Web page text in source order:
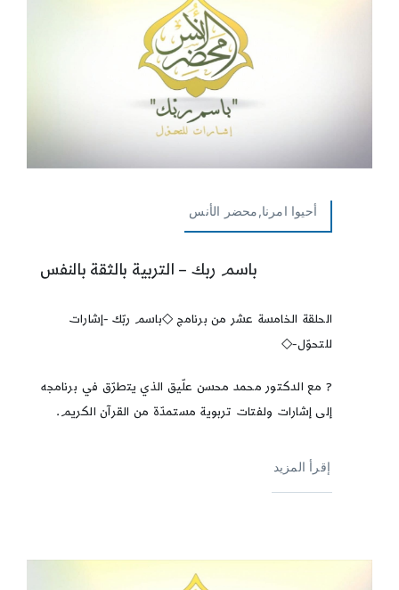
أحيوا امرنا,محضر الأنس
باسم ربك – التربية بالثقة بالنفس
الحلقة الخامسة عشر من برنامج ◇باسم ربّك -إشارات
للتحوّل-◇
?️ مع الدكتور محمد محسن علّيق الذي يتطرّق في برنامجه
إلى إشارات ولفتات تربوية مستمدّة من القرآن الكريم.
إقرأ المزيد